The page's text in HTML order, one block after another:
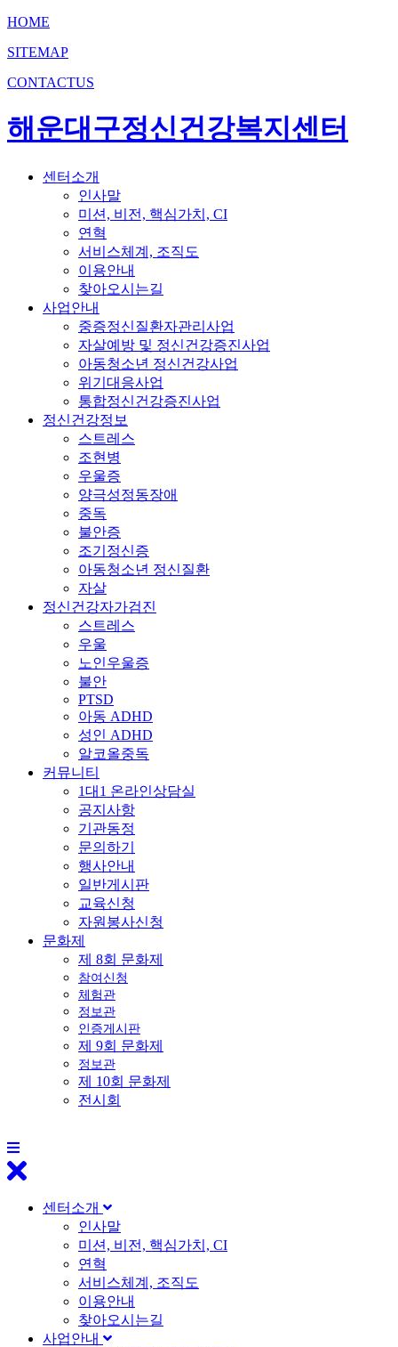
HOME
SITEMAP
CONTACTUS
해운대구정신건강복지센터
센터소개
인사말
미션, 비전, 핵심가치, CI
연혁
서비스체계, 조직도
이용안내
찾아오시는길
사업안내
중증정신질환자관리사업
자살예방 및 정신건강증진사업
아동청소년 정신건강사업
위기대응사업
통합정신건강증진사업
정신건강정보
스트레스
조현병
우울증
양극성정동장애
중독
불안증
조기정신증
아동청소년 정신질환
자살
정신건강자가검진
스트레스
우울
노인우울증
불안
PTSD
아동 ADHD
성인 ADHD
알코올중독
커뮤니티
1대1 온라인상담실
공지사항
기관동정
문의하기
행사안내
일반게시판
교육신청
자원봉사신청
문화제
제 8회 문화제
참여신청
체험관
정보관
인증게시판
제 9회 문화제
정보관
제 10회 문화제
전시회
센터소개
인사말
미션, 비전, 핵심가치, CI
연혁
서비스체계, 조직도
이용안내
찾아오시는길
사업안내